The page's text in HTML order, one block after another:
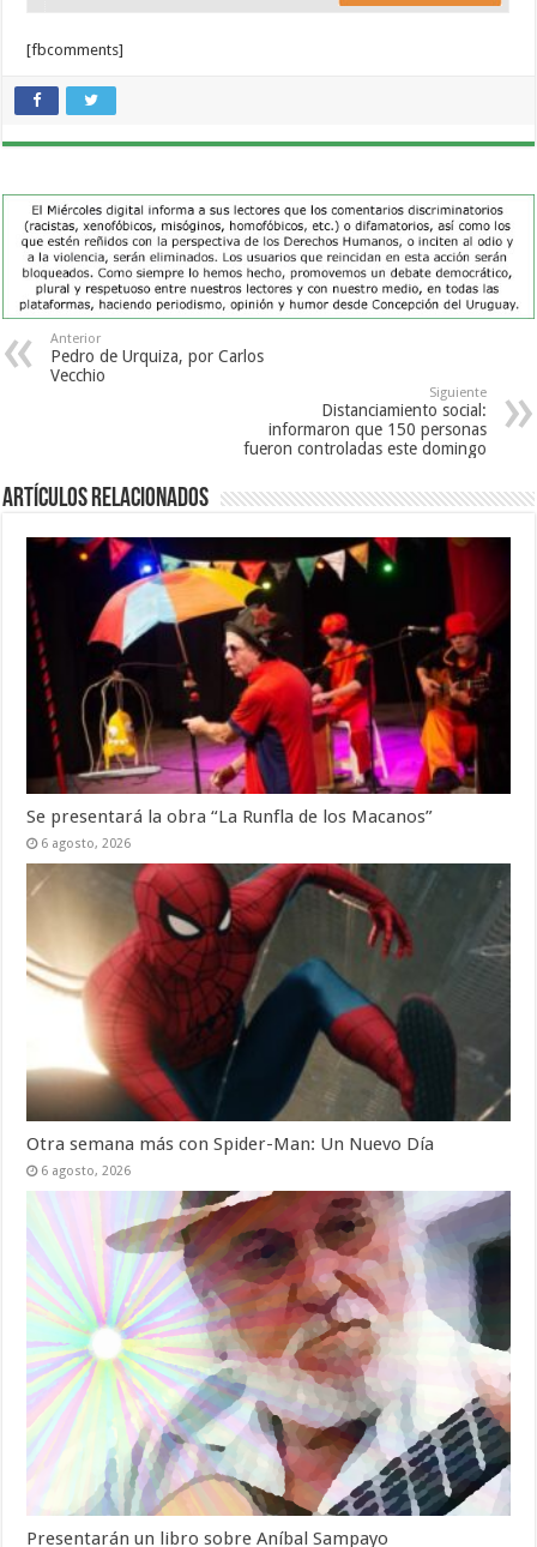
[fbcomments]
Anterior
Pedro de Urquiza, por Carlos
Vecchio
Siguiente
Distanciamiento social:
informaron que 150 personas
fueron controladas este domingo
Artículos Relacionados
Se presentará la obra “La Runfla de los Macanos”
6 agosto, 2026
Otra semana más con Spider-Man: Un Nuevo Día
6 agosto, 2026
Presentarán un libro sobre Aníbal Sampayo